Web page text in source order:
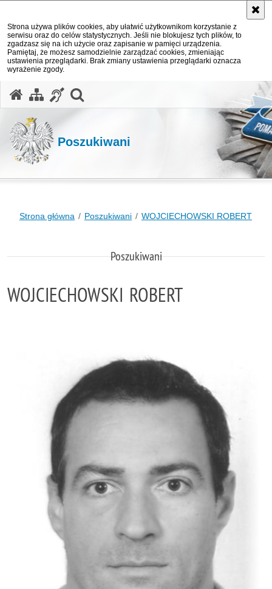
Strona używa plików cookies, aby ułatwić użytkownikom korzystanie z
serwisu oraz do celów statystycznych. Jeśli nie blokujesz tych plików, to
zgadzasz się na ich użycie oraz zapisanie w pamięci urządzenia.
Pamiętaj, że możesz samodzielnie zarządzać cookies, zmieniając
ustawienia przeglądarki. Brak zmiany ustawienia przeglądarki oznacza
wyrażenie zgody.
Poszukiwani
Strona główna Poszukiwani WOJCIECHOWSKI ROBERT
Poszukiwani
WOJCIECHOWSKI ROBERT